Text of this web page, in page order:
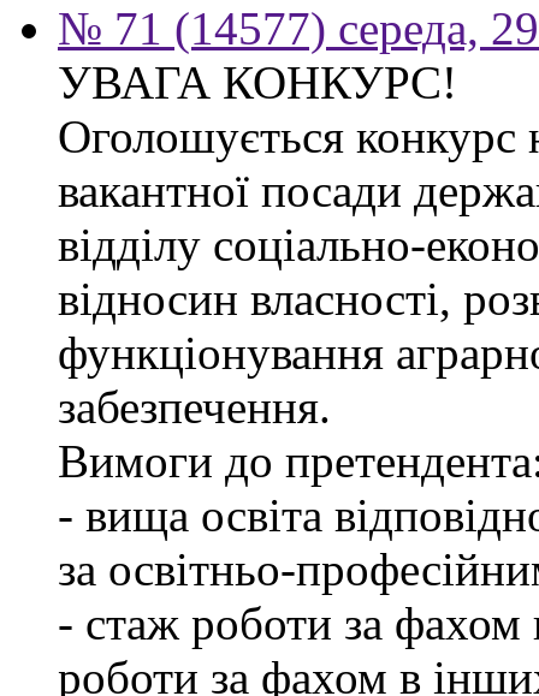
№ 71 (14577) середа,
УВАГА КОНКУРС!
Оголошується конкурс
вакантної посади
відділу соціально-
відносин власності,
функціонування
забезпечення.
Вимоги до
- вища освіта
за освітньо-
- стаж роботи за
роботи за фахом в